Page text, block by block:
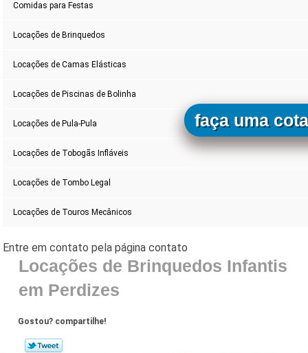
Comidas para Festas
Locações de Brinquedos
Locações de Camas Elásticas
Locações de Piscinas de Bolinha
Locações de Pula-Pula
Locações de Tobogãs Infláveis
Locações de Tombo Legal
Locações de Touros Mecânicos
Locações de Brinquedos Infantis
em Perdizes
Gostou? compartilhe!
faça uma